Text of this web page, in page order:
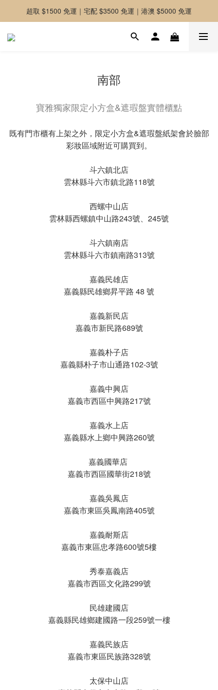
-好友募集中-加入官方LINE好友獲取優惠券
超取 $1500 免運｜宅配 $3500 免運｜港澳 $5000 免運
-好友募集中-加入官方LINE好友獲取優惠券
南部
寶雅獨家限定小方盒&遮瑕盤實體櫃點
既有門市櫃有上架之外，限定小方盒&遮瑕盤紙架會於臉部
彩妝區域附近可購買到。
斗六鎮北店
雲林縣斗六市鎮北路118號
西螺中山店
雲林縣西螺鎮中山路243號、245號
斗六鎮南店
雲林縣斗六市鎮南路313號
嘉義民雄店
嘉義縣民雄鄉昇平路 48 號
嘉義新民店
嘉義市新民路689號
嘉義朴子店
嘉義縣朴子市山通路102-3號
嘉義中興店
嘉義市西區中興路217號
嘉義水上店
嘉義縣水上鄉中興路260號
嘉義國華店
嘉義市西區國華街218號
嘉義吳鳳店
嘉義市東區吳鳳南路405號
嘉義耐斯店
嘉義市東區忠孝路600號5樓
秀泰嘉義店
嘉義市西區文化路299號
民雄建國店
嘉義縣民雄鄉建國路一段259號一樓
嘉義民族店
嘉義市東區民族路328號
太保中山店